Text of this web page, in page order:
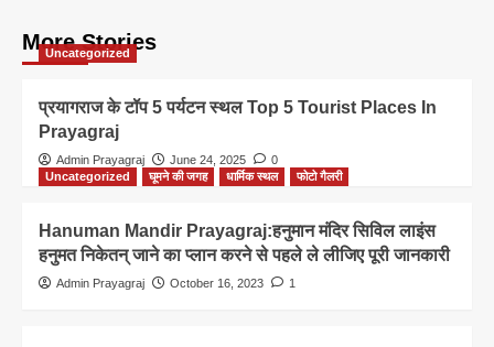
More Stories
Uncategorized
प्रयागराज के टॉप 5 पर्यटन स्थल Top 5 Tourist Places In
Prayagraj
Admin Prayagraj June 24, 2025
0
Uncategorized
घूमने की जगह धार्मिक स्थल फोटो गैलरी
Hanuman Mandir Prayagraj:हनुमान मंदिर सिविल लाइंस
हनुमत निकेतन् जाने का प्लान करने से पहले ले लीजिए पूरी जानकारी
Admin Prayagraj October 16, 2023 1